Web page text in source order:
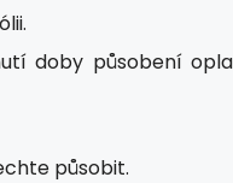
doby působení
působit.